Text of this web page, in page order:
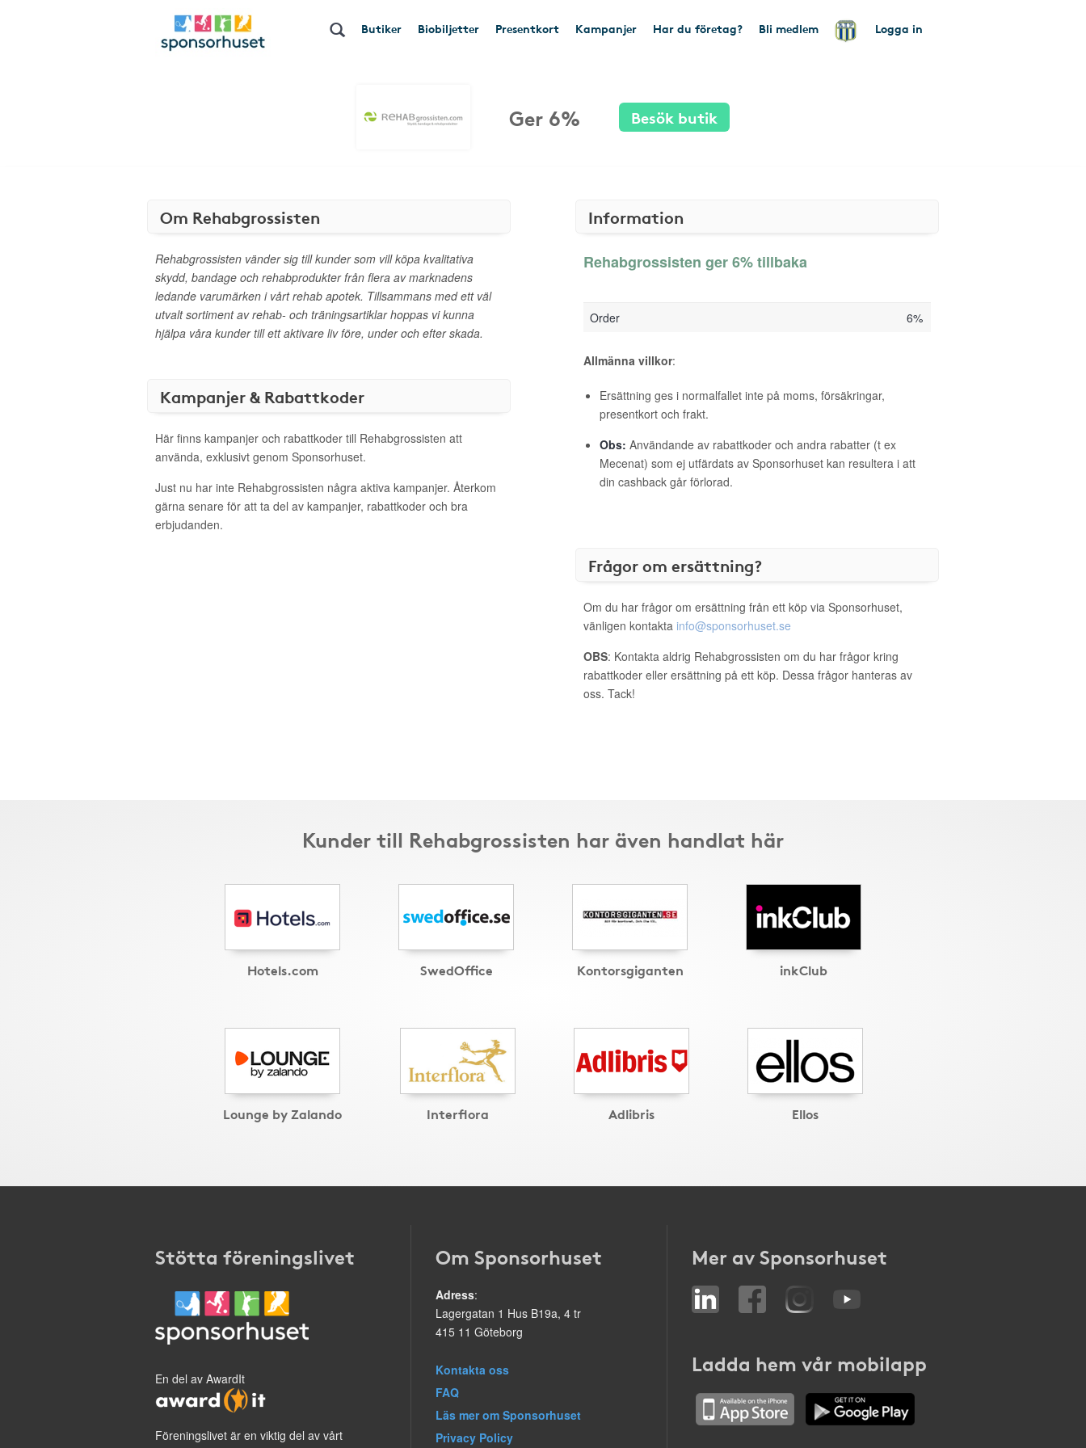
Butiker Biobiljetter Presentkort Kampanjer Har du företag? Bli medlem Logga in
Ger 6% Besök butik
Om Rehabgrossisten
Rehabgrossisten vänder sig till kunder som vill köpa kvalitativa
skydd, bandage och rehabprodukter från flera av marknadens
ledande varumärken i vårt rehab apotek. Tillsammans med ett väl
utvalt sortiment av rehab- och träningsartiklar hoppas vi kunna
hjälpa våra kunder till ett aktivare liv före, under och efter skada.
Kampanjer & Rabattkoder
Här finns kampanjer och rabattkoder till Rehabgrossisten att
använda, exklusivt genom Sponsorhuset.
Just nu har inte Rehabgrossisten några aktiva kampanjer. Återkom
gärna senare för att ta del av kampanjer, rabattkoder och bra
erbjudanden.
Information
Rehabgrossisten ger 6% tillbaka
Order 6%
Allmänna villkor:
Ersättning ges i normalfallet inte på moms, försäkringar,
presentkort och frakt.
Obs: Användande av rabattkoder och andra rabatter (t ex
Mecenat) som ej utfärdats av Sponsorhuset kan resultera i att
din cashback går förlorad.
Frågor om ersättning?
Om du har frågor om ersättning från ett köp via Sponsorhuset,
vänligen kontakta info@sponsorhuset.se
OBS: Kontakta aldrig Rehabgrossisten om du har frågor kring
rabattkoder eller ersättning på ett köp. Dessa frågor hanteras av
oss. Tack!
Kunder till Rehabgrossisten har även handlat här
Hotels.com SwedOffice Kontorsgiganten inkClub
Lounge by Zalando Interflora Adlibris Ellos
Stötta föreningslivet
En del av AwardIt
Föreningslivet är en viktig del av vårt
Om Sponsorhuset
Adress:
Lagergatan 1 Hus B19a, 4 tr
415 11 Göteborg
Kontakta oss
FAQ
Läs mer om Sponsorhuset
Privacy Policy
Mer av Sponsorhuset
Ladda hem vår mobilapp